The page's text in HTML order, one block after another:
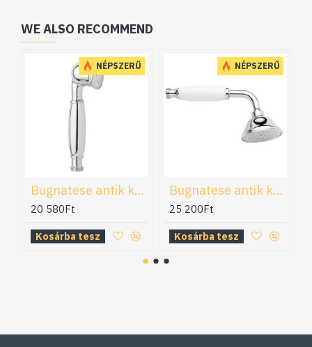
WE ALSO RECOMMEND
NÉPSZERŰ
Bugnatese antik kézizuhany (19150)
20 580Ft
Kosárba tesz
NÉPSZERŰ
Bugnatese antik kézizuhany (19151)
25 200Ft
Kosárba tesz